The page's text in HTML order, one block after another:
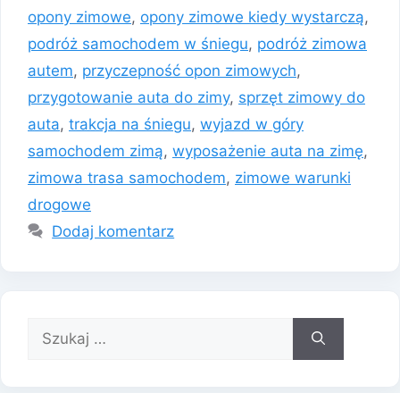
opony zimowe, opony zimowe kiedy wystarczą,
podróż samochodem w śniegu, podróż zimowa
autem, przyczepność opon zimowych,
przygotowanie auta do zimy, sprzęt zimowy do
auta, trakcja na śniegu, wyjazd w góry
samochodem zimą, wyposażenie auta na zimę,
zimowa trasa samochodem, zimowe warunki
drogowe
Dodaj komentarz